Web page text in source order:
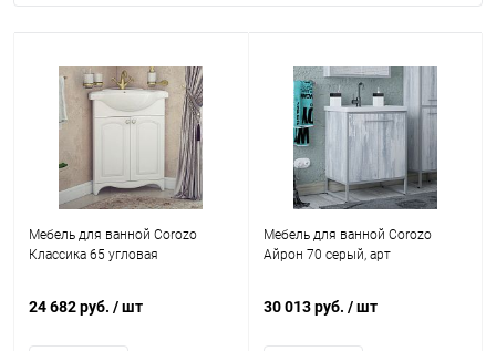
Мебель для ванной Corozo
Классика 65 угловая
24 682 руб. / шт
Мебель для ванной Corozo
Айрон 70 серый, арт
30 013 руб. / шт